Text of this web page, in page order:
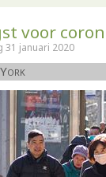
voor
31 januari 2020